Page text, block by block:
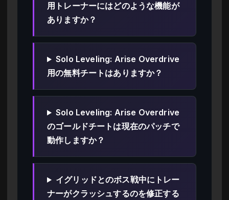
用トレーナーにはどのような機能が
ありますか？
Solo Leveling: Arise Overdrive
用の無料チートはありますか？
Solo Leveling: Arise Overdrive
のゴールドチートは現在のパッチで
動作しますか？
イグリッドとのボス戦中にトレー
ナーがクラッシュするのを修正する